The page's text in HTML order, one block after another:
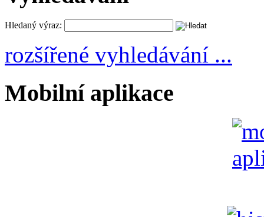
Hledaný výraz:
rozšířené vyhledávání ...
Mobilní aplikace